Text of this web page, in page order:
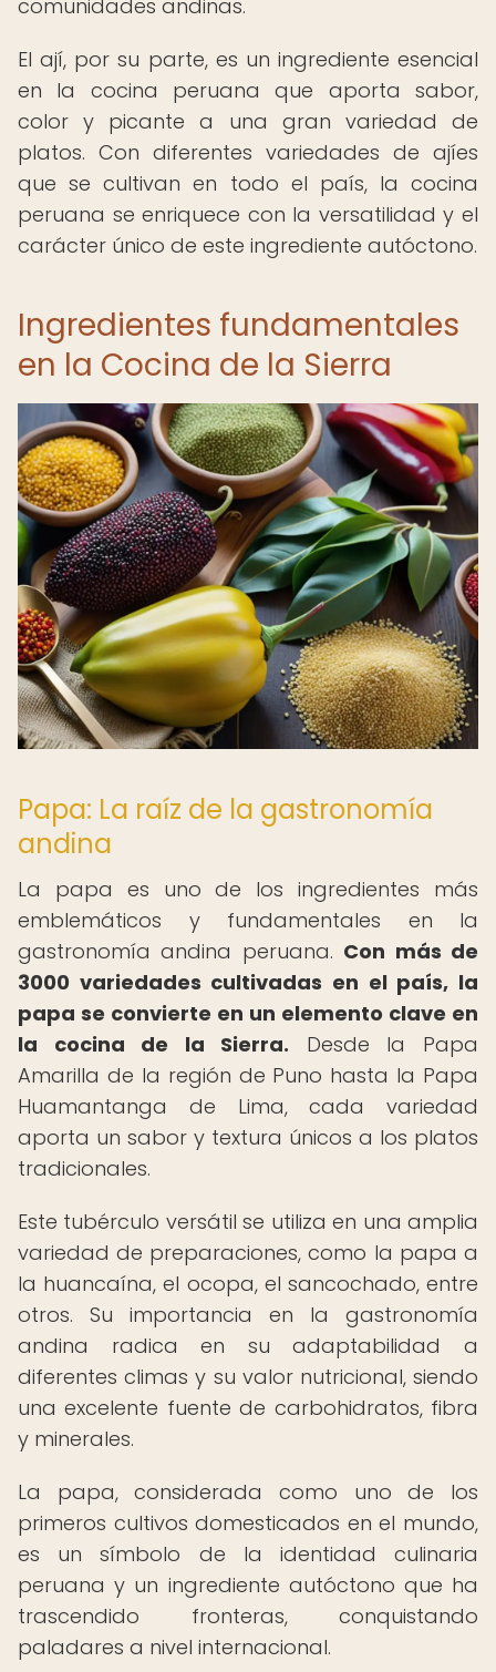
comunidades andinas.
El ají, por su parte, es un ingrediente esencial
en la cocina peruana que aporta sabor,
color y picante a una gran variedad de
platos. Con diferentes variedades de ajíes
que se cultivan en todo el país, la cocina
peruana se enriquece con la versatilidad y el
carácter único de este ingrediente autóctono.
Ingredientes fundamentales
en la Cocina de la Sierra
Papa: La raíz de la gastronomía
andina
La papa es uno de los ingredientes más
emblemáticos y fundamentales en la
gastronomía andina peruana. Con más de
3000 variedades cultivadas en el país, la
papa se convierte en un elemento clave en
la cocina de la Sierra. Desde la Papa
Amarilla de la región de Puno hasta la Papa
Huamantanga de Lima, cada variedad
aporta un sabor y textura únicos a los platos
tradicionales.
Este tubérculo versátil se utiliza en una amplia
variedad de preparaciones, como la papa a
la huancaína, el ocopa, el sancochado, entre
otros. Su importancia en la gastronomía
andina radica en su adaptabilidad a
diferentes climas y su valor nutricional, siendo
una excelente fuente de carbohidratos, fibra
y minerales.
La papa, considerada como uno de los
primeros cultivos domesticados en el mundo,
es un símbolo de la identidad culinaria
peruana y un ingrediente autóctono que ha
trascendido fronteras, conquistando
paladares a nivel internacional.